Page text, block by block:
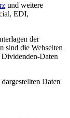
und weitere
EDI,
der
sind die Webseiten
Daten
Daten